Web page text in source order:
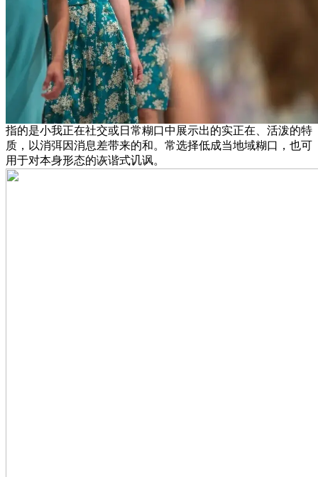
指的是小我正在社交或日常糊口中展示出的实正在、活泼的特
质，以消弭因消息差带来的和。常选择低成当地域糊口，也可
用于对本身形态的诙谐式讥讽。